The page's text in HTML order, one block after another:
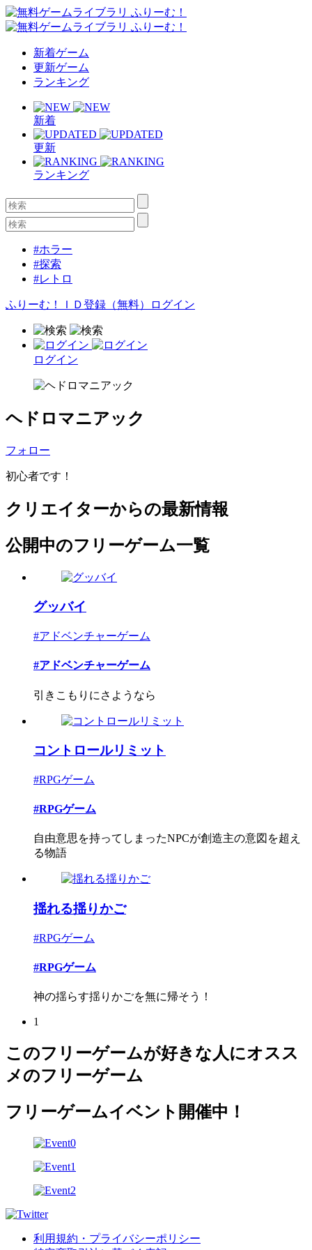
新着ゲーム
更新ゲーム
ランキング
新着
更新
ランキング
#ホラー
#探索
#レトロ
ふりーむ！ＩＤ登録（無料） ログイン
ログイン
ヘドロマニアック
フォロー
初心者です！
クリエイターからの最新情報
公開中のフリーゲーム一覧
グッバイ
#アドベンチャーゲーム
#アドベンチャーゲーム
引きこもりにさようなら
コントロールリミット
#RPGゲーム
#RPGゲーム
自由意思を持ってしまったNPCが創造主の意図を超え
る物語
揺れる揺りかご
#RPGゲーム
#RPGゲーム
神の揺らす揺りかごを無に帰そう！
1
このフリーゲームが好きな人にオスス
メのフリーゲーム
フリーゲームイベント開催中！
利用規約・プライバシーポリシー